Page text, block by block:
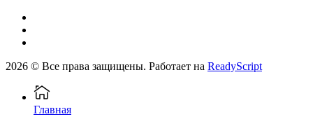
2026 © Все права защищены. Работает на ReadyScript
Главная